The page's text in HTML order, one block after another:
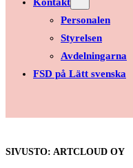
Kontakt
Personalen
Styrelsen
Avdelningarna
FSD på Lätt svenska
SIVUSTO: ARTCLOUD OY